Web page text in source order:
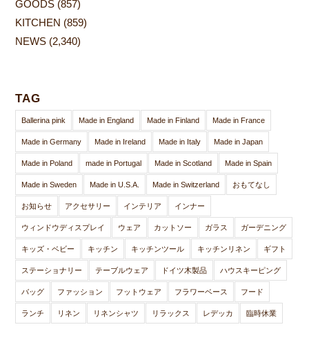
GOODS (857)
KITCHEN (859)
NEWS (2,340)
TAG
Ballerina pink Made in England Made in Finland Made in France
Made in Germany Made in Ireland Made in Italy Made in Japan
Made in Poland made in Portugal Made in Scotland Made in Spain
Made in Sweden Made in U.S.A. Made in Switzerland おもてなし
お知らせ アクセサリー インテリア インナー
ウィンドウディスプレイ ウェア カットソー ガラス ガーデニング
キッズ・ベビー キッチン キッチンツール キッチンリネン ギフト
ステーショナリー テーブルウェア ドイツ木製品 ハウスキーピング
バッグ ファッション フットウェア フラワーベース フード
ランチ リネン リネンシャツ リラックス レデッカ 臨時休業